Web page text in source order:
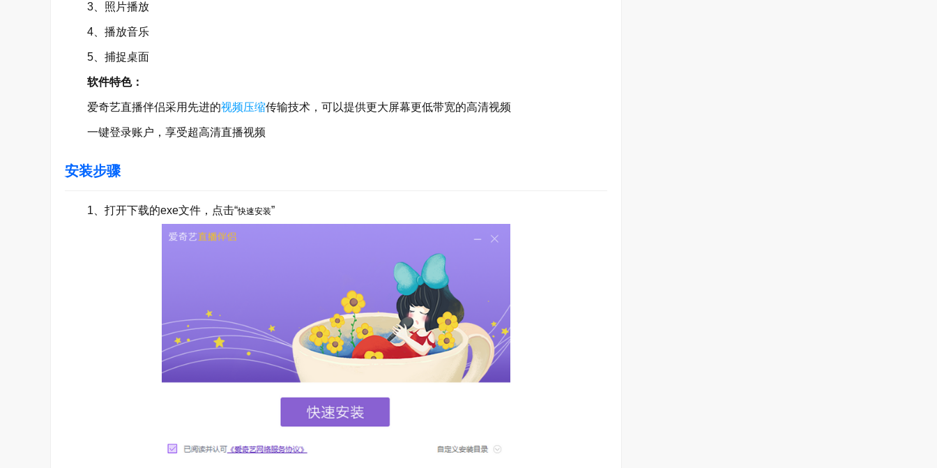
3、照片播放
4、播放音乐
5、捕捉桌面
软件特色：
爱奇艺直播伴侣采用先进的视频压缩传输技术，可以提供更大屏幕更低带宽的高清视频
一键登录账户，享受超高清直播视频
安装步骤
1、打开下载的exe文件，点击“快速安装”